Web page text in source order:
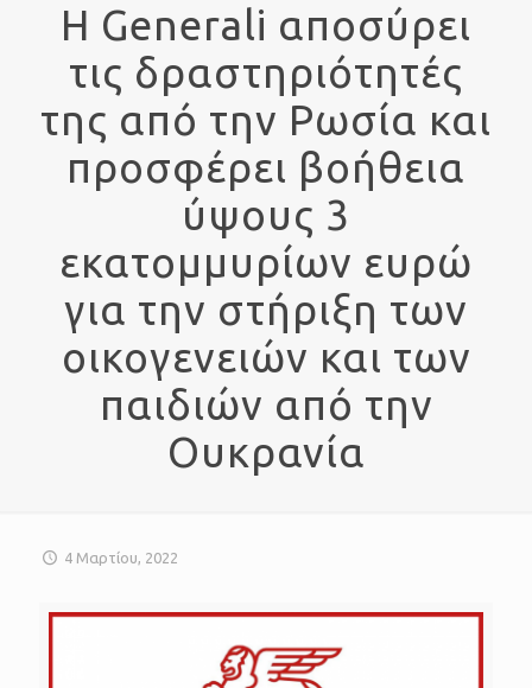
Η Generali αποσύρει
τις δραστηριότητές
της από την Ρωσία και
προσφέρει βοήθεια
ύψους 3
εκατομμυρίων ευρώ
για την στήριξη των
οικογενειών και των
παιδιών από την
Ουκρανία
4 Μαρτίου, 2022